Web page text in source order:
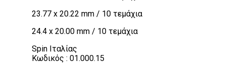
23.77 x 20.22 mm / 10 τεμάχια
24.4 x 20.00 mm / 10 τεμάχια
Spin Ιταλίας
Κωδικός : 01.000.15